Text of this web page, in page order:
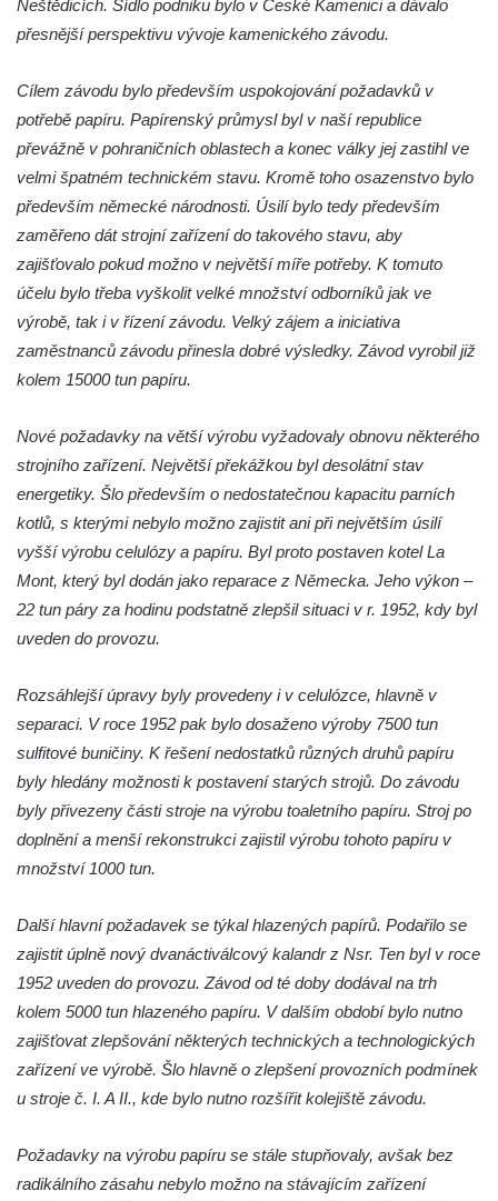
Křečanech
Skalní sklípky v Dubé (Sadová ulice)
Dům č.p. 208/80 v Dlouhé ulici v Dubé
Dům č.p. 97/85 v Dlouhé ulici v Dubé
Dům č.p. 96/87 v Dlouhé ulici v Dubé
Dům č.p. 91/97 v Dlouhé ulici v Dubé
Dům č.p. 90/99 v Dlouhé ulici v Dubé
Dům č.p. 110/94 v Dlouhé ulici v Dubé
Budova fary v Dubé
Altán v parku v ulici Požárníků v Dubé
Největší hedvábná růže světa v Sebnitz
Sušárna chmele v Dubé
Dům čp. 12 na Tyršově náměstí v Cítolibech
Bývalý špitál čp. 60 v Cítolibech
Dělnický dům čp. 219 v Cítolibech
Zemědělský dvůr zvaný Ovčín čp. 26 v
Cítolibech
Sluneční hodiny u domu čp. 14 v
Chlumčanech
Dělnický dům ve Veltěži
Kleinův statek v Konětopech
Památník bývalého nádraží Strupčice
zaniklé místní železniční dráhy Počerady –
Fara u kostela svaté Kateřiny Alexandrijské
ve Sloupu v Čechách
Dům č.ev. 124 v Janově-Novém Boru
Viniční dům Kartuziánský lis v Mělníku
Barokní sýpka v Brníkově
Budova kampeličky v Podbradci
Dům čp. 3 na Mírovém náměstí v
Postoloprtech
Neštědicích. Sídlo podniku bylo v České Kamenici a dávalo
přesnější perspektivu vývoje kamenického závodu.
Cílem závodu bylo především uspokojování požadavků v
potřebě papíru. Papírenský průmysl byl v naší republice
převážně v pohraničních oblastech a konec války jej zastihl ve
velmi špatném technickém stavu. Kromě toho osazenstvo bylo
především německé národnosti. Úsilí bylo tedy především
zaměřeno dát strojní zařízení do takového stavu, aby
zajišťovalo pokud možno v největší míře potřeby. K tomuto
účelu bylo třeba vyškolit velké množství odborníků jak ve
výrobě, tak i v řízení závodu. Velký zájem a iniciativa
zaměstnanců závodu přinesla dobré výsledky. Závod vyrobil již
kolem 15000 tun papíru.
Nové požadavky na větší výrobu vyžadovaly obnovu některého
strojního zařízení. Největší překážkou byl desolátní stav
energetiky. Šlo především o nedostatečnou kapacitu parních
kotlů, s kterými nebylo možno zajistit ani při největším úsilí
vyšší výrobu celulózy a papíru. Byl proto postaven kotel La
Mont, který byl dodán jako reparace z Německa. Jeho výkon –
22 tun páry za hodinu podstatně zlepšil situaci v r. 1952, kdy byl
uveden do provozu.
Rozsáhlejší úpravy byly provedeny i v celulózce, hlavně v
separaci. V roce 1952 pak bylo dosaženo výroby 7500 tun
sulfitové buničiny. K řešení nedostatků různých druhů papíru
byly hledány možnosti k postavení starých strojů. Do závodu
byly přivezeny části stroje na výrobu toaletního papíru. Stroj po
doplnění a menší rekonstrukci zajistil výrobu tohoto papíru v
množství 1000 tun.
Další hlavní požadavek se týkal hlazených papírů. Podařilo se
zajistit úplně nový dvanáctiválcový kalandr z Nsr. Ten byl v roce
1952 uveden do provozu. Závod od té doby dodával na trh
kolem 5000 tun hlazeného papíru. V dalším období bylo nutno
zajišťovat zlepšování některých technických a technologických
zařízení ve výrobě. Šlo hlavně o zlepšení provozních podmínek
u stroje č. I. A II., kde bylo nutno rozšířit kolejiště závodu.
Požadavky na výrobu papíru se stále stupňovaly, avšak bez
radikálního zásahu nebylo možno na stávajícím zařízení